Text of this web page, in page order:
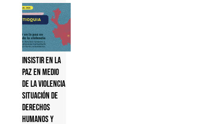
Insistir en la
paz en medio
de la violencia
Situación de
derechos
humanos y